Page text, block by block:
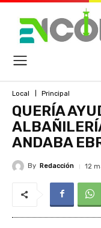
Local Principal
QUERÍA
ANDABA
By Redacción 12